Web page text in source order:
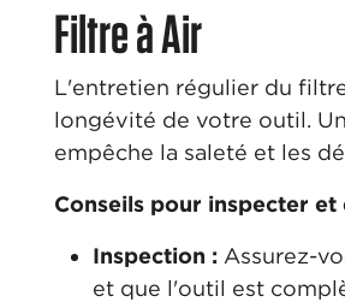
Filtre à Air
L'entretien régulier du
longévité de votre outil.
empêche la saleté et les
Conseils pour inspecter
Inspection : Assurez-
et que l'outil est